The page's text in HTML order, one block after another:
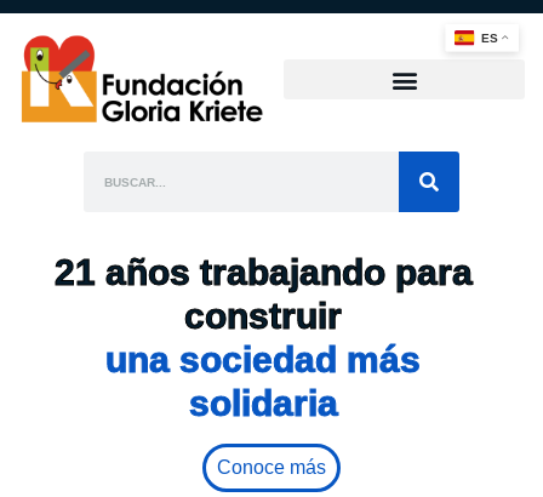
21 años trabajando para
construir
una sociedad más
solidaria
Conoce más
ES